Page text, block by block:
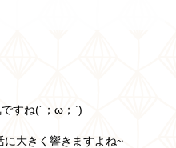
すね(´；ω；`)
に大きく響きますよね~